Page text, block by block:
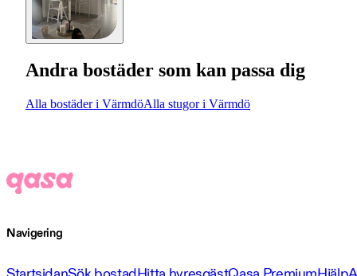
Andra bostäder som kan passa dig
Alla bostäder i VärmdöAlla stugor i Värmdö
Navigering